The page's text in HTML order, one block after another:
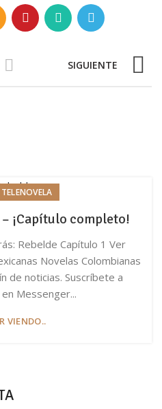
SIGUIENTE
TELENOVELA
¡Capítulo completo!
Rebelde Capítulo 1 Ver
Novelas Colombianas
de noticias. Suscríbete a
Messenger...
VIENDO..